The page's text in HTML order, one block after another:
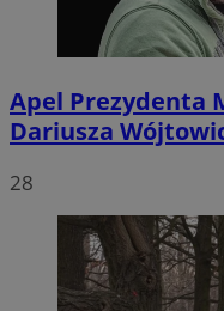
Apel Prezydenta
Dariusza
28